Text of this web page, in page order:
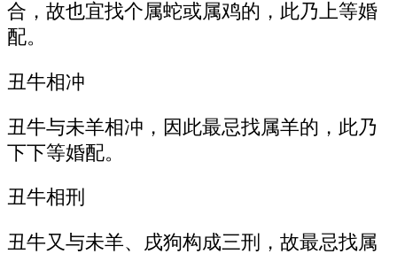
合，故也宜找个属蛇或属鸡的，此乃上等婚
配。
丑牛相冲
丑牛与未羊相冲，因此最忌找属羊的，此乃
下下等婚配。
丑牛相刑
丑牛又与未羊、戌狗构成三刑，故最忌找属